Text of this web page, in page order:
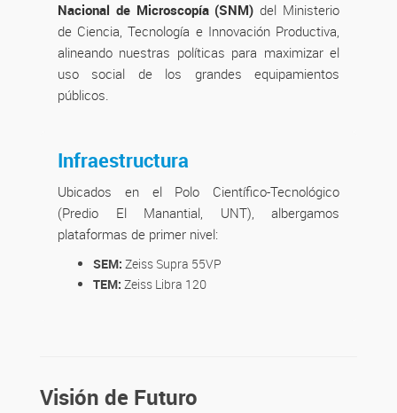
Nacional de Microscopía (SNM) del Ministerio
de Ciencia, Tecnología e Innovación Productiva,
alineando nuestras políticas para maximizar el
uso social de los grandes equipamientos
públicos.
Infraestructura
Ubicados en el Polo Científico-Tecnológico
(Predio El Manantial, UNT), albergamos
plataformas de primer nivel:
SEM: Zeiss Supra 55VP
TEM: Zeiss Libra 120
Visión de Futuro